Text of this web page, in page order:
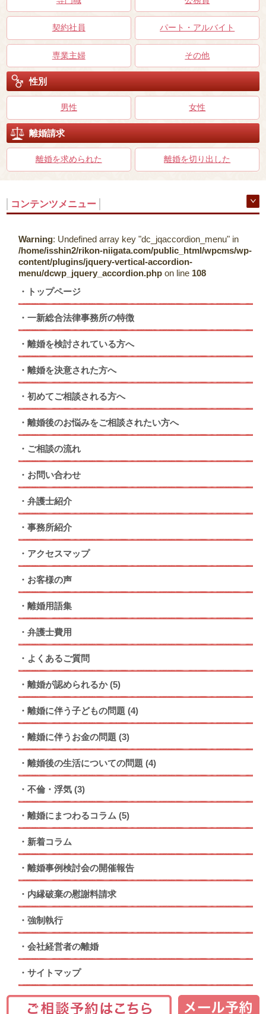
契約社員 パート・アルバイト
専業主婦 その他
性別
男性 女性
離婚請求
離婚を求められた 離婚を切り出した
コンテンツメニュー
Warning: Undefined array key "dc_jqaccordion_menu" in
/home/isshin2/rikon-niigata.com/public_html/wpcms/wp-
content/plugins/jquery-vertical-accordion-
menu/dcwp_jquery_accordion.php on line 108
トップページ
一新総合法律事務所の特徴
離婚を検討されている方へ
離婚を決意された方へ
初めてご相談される方へ
離婚後のお悩みをご相談されたい方へ
ご相談の流れ
お問い合わせ
弁護士紹介
事務所紹介
アクセスマップ
お客様の声
離婚用語集
弁護士費用
よくあるご質問
離婚が認められるか (5)
離婚に伴う子どもの問題 (4)
離婚に伴うお金の問題 (3)
離婚後の生活についての問題 (4)
不倫・浮気 (3)
離婚にまつわるコラム (5)
新着コラム
離婚事例検討会の開催報告
内縁破棄の慰謝料請求
強制執行
会社経営者の離婚
サイトマップ